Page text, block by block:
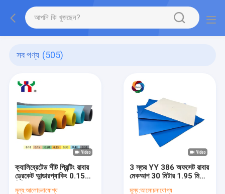
সব পণ্য (505)
ক্যালিব্রেটেড শীট প্রিন্টিং রাবার
ড্রেকেট আন্ডারপ্যাকিং 0.15
মূল্য:আলোচনাযোগ্য
3 স্তর YY 386 অফসেট রাবার
মেকআপ 30 মিটার 1.95 মিমি
মূল্য:আলোচনাযোগ্য